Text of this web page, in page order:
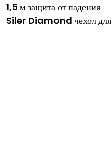
1,5 м защита от падения
Siler Diamond чехол для